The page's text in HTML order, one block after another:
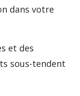
dans votre
et des
sous-tendent